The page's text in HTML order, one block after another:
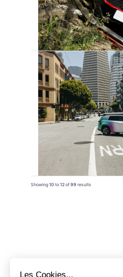
Showing 10 to 12 of 99 results